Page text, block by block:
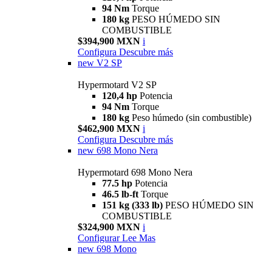
94 Nm Torque
180 kg PESO HÚMEDO SIN
COMBUSTIBLE
$394,900 MXN i
Configura Descubre más
new V2 SP
Hypermotard V2 SP
120,4 hp Potencia
94 Nm Torque
180 kg Peso húmedo (sin combustible)
$462,900 MXN i
Configura Descubre más
new 698 Mono Nera
Hypermotard 698 Mono Nera
77.5 hp Potencia
46.5 lb-ft Torque
151 kg (333 lb) PESO HÚMEDO SIN
COMBUSTIBLE
$324,900 MXN i
Configurar Lee Mas
new 698 Mono